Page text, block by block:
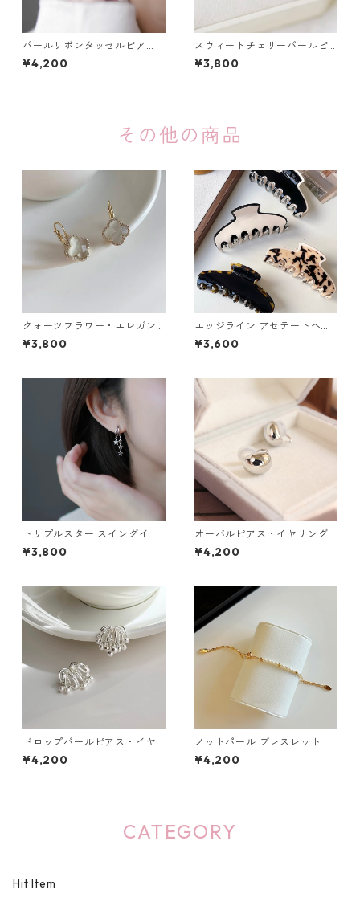
パールリボンタッセルピア
ス・イヤリング：668
¥4,200
スウィートチェリーパールピ
アス：665
¥3,800
その他の商品
クォーツフラワー・エレガン
スピアス：628
¥3,800
エッジライン アセテートヘア
クリップ（４色）：602
¥3,600
トリプルスター スイングイヤ
リング：653
¥3,800
オーバルピアス・イヤリング
（ゴールド・シルバー）：71
¥4,200
ドロップパールピアス・イヤ
リング：614
¥4,200
ノットパール ブレスレット：6
80
¥4,200
CATEGORY
Hit Item